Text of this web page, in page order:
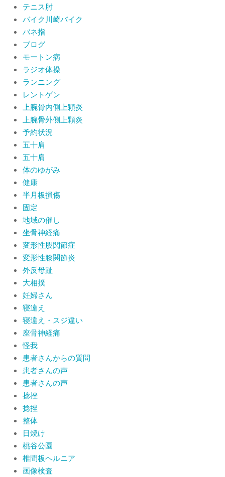
テニス肘
バイク川崎バイク
バネ指
ブログ
モートン病
ラジオ体操
ランニング
レントゲン
上腕骨内側上顆炎
上腕骨外側上顆炎
予約状況
五十肩
五十肩
体のゆがみ
健康
半月板損傷
固定
地域の催し
坐骨神経痛
変形性股関節症
変形性膝関節炎
外反母趾
大相撲
妊婦さん
寝違え
寝違え・スジ違い
座骨神経痛
怪我
患者さんからの質問
患者さんの声
患者さんの声
捻挫
捻挫
整体
日焼け
桃谷公園
椎間板ヘルニア
画像検査